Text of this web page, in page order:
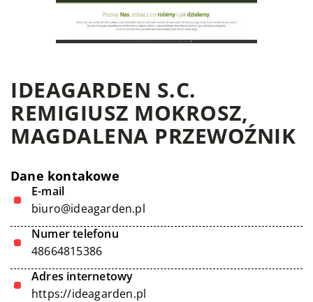
IDEAGARDEN S.C.
REMIGIUSZ MOKROSZ,
MAGDALENA PRZEWOŹNIK
Dane kontakowe
E-mail
biuro@ideagarden.pl
Numer telefonu
48664815386
Adres internetowy
https://ideagarden.pl